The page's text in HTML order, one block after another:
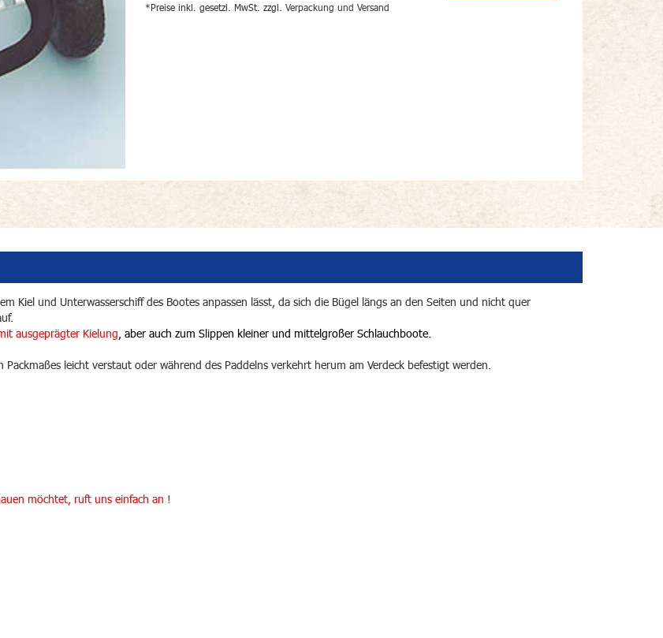
*Preise inkl. gesetzl. MwSt. zzgl. Verpackung und Versand
Kiel und Unterwasserschiff des Bootes anpassen lässt, da sich die Bügel längs an den Seiten und nicht quer
ausgeprägter Kielung , aber auch zum Slippen kleiner und mittelgroßer Schlauchboote.
leicht verstaut oder während des Paddelns verkehrt herum am Verdeck befestigt werden.
möchtet, ruft uns einfach an !